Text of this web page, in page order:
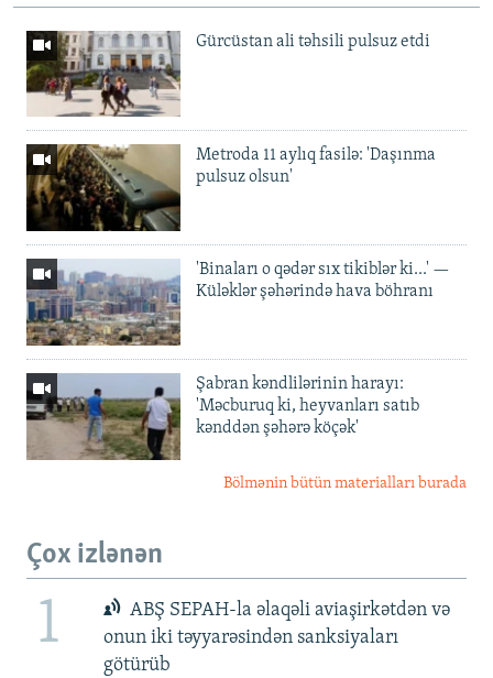
Gürcüstan ali təhsili pulsuz etdi
Metroda 11 aylıq fasilə: 'Daşınma
pulsuz olsun'
'Binaları o qədər sıx tikiblər ki...' —
Küləklər şəhərində hava böhranı
Şabran kəndlilərinin harayı:
'Məcburuq ki, heyvanları satıb
kənddən şəhərə köçək'
Bölmənin bütün materialları burada
Çox izlənən
1
ABŞ SEPAH-la əlaqəli aviaşirkətdən və
onun iki təyyarəsindən sanksiyaları
götürüb